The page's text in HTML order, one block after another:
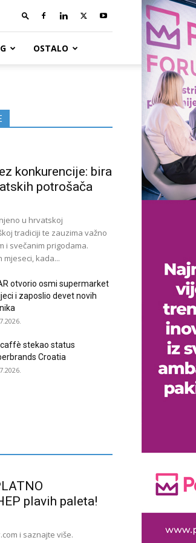
OSTALO
konkurencije: bira
potrošača
u hrvatskoj
tradiciji te zauzima važno
i svečanim prigodama.
kada...
otvorio osmi supermarket
i zaposlio devet novih
stekao status
Croatia
plavih paleta!
i saznajte više.